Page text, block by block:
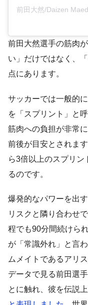
前田大然/Daizen
前田大然選手の筋肉
い」だけではなく、
点にあります。
サッカーでは一般的
を「スプリント」と
筋肉への負担が非常
前後が目安とされま
ら3倍以上のスプリ
るのです。
爆発的なパワーを出
リスクと隣り合わせ
程でも90分間続けら
が「常識外れ」と言
ムメイトであるアリ
データで見る前田選
とに触れ、彼を伝説